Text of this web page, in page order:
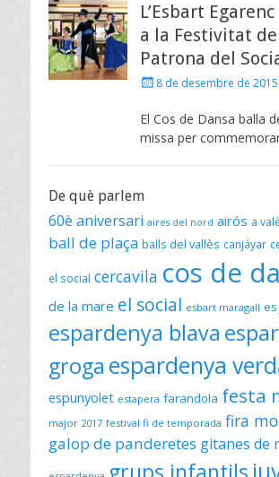
L’Esbart
a la Festivitat
Patrona del
Posted8 de desembre de 2015
El Cos de Dansa balla
missa per
De què parlem
60è aniversari aires del nord airós a
ball de plaça balls del vallès canjáyar
el social cercavila cos de
de la mare el social esbart maragall
espardenya blava
groga espardenya
espunyolet estapera farandola festa
major 2017 festival fi de temporada fira
galop de panderetes gitanes de